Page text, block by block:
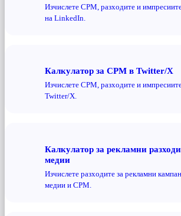
Изчислете CPM, разходите и
на LinkedIn.
Калкулатор за CPM в Twitter/X
Изчислете CPM, разходите и
Twitter/X.
Калкулатор за рекламни
медии
Изчислете разходите за рекламни
медии и CPM.